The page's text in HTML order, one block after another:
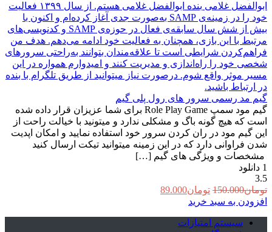
ابوالفضل غلامی
بنده ابوالفضل غلامی هستم. از سال ۱۳۹۹ فعالیت
خود را در زمینه‌ی SAMP به‌صورت جدی آغاز کرده‌ام و اکنون با
بیش از شش سال سابقه‌ی فعال در حوزه‌ی SAMP و کدنویسی‌های
مرتبط با این بازی، همچنان به فعالیت خود ادامه می‌دهم. هدف من
فراهم‌کردن شرایطی است تا علاقه‌مندان بتوانند به‌راحتی سرورهای
شخصی خود را راه‌اندازی و مدیریت کنند و امیدوارم همواره در این
مسیر موثر واقع شوم. درصورت نیاز میتوانید از طریق تلگرام با بنده
در ارتباط باشید.
گیم مد رسمی سرور های رول پلی گیم
گیم مود سمپ Role Play Game برای شما عزیزان قرار داده شده
است که هیچ گونه باگ و مشکلی ندارد و میتونید با خیالت راحت از
این گیم مود در ران کردن سرور خود استفاده نمایید و امکان اپدیت
شدن فراوانی دارد که در این زمینه میتوانید تیکت ارسال کنید
مشخصات و ویژگی های گیم […]
1 دانلود
3.5
تومان150.000 قیمت
اصلی:
بود.
تومان89.000قیمت
افزودن به سبد خرید
سیستم امتیازات